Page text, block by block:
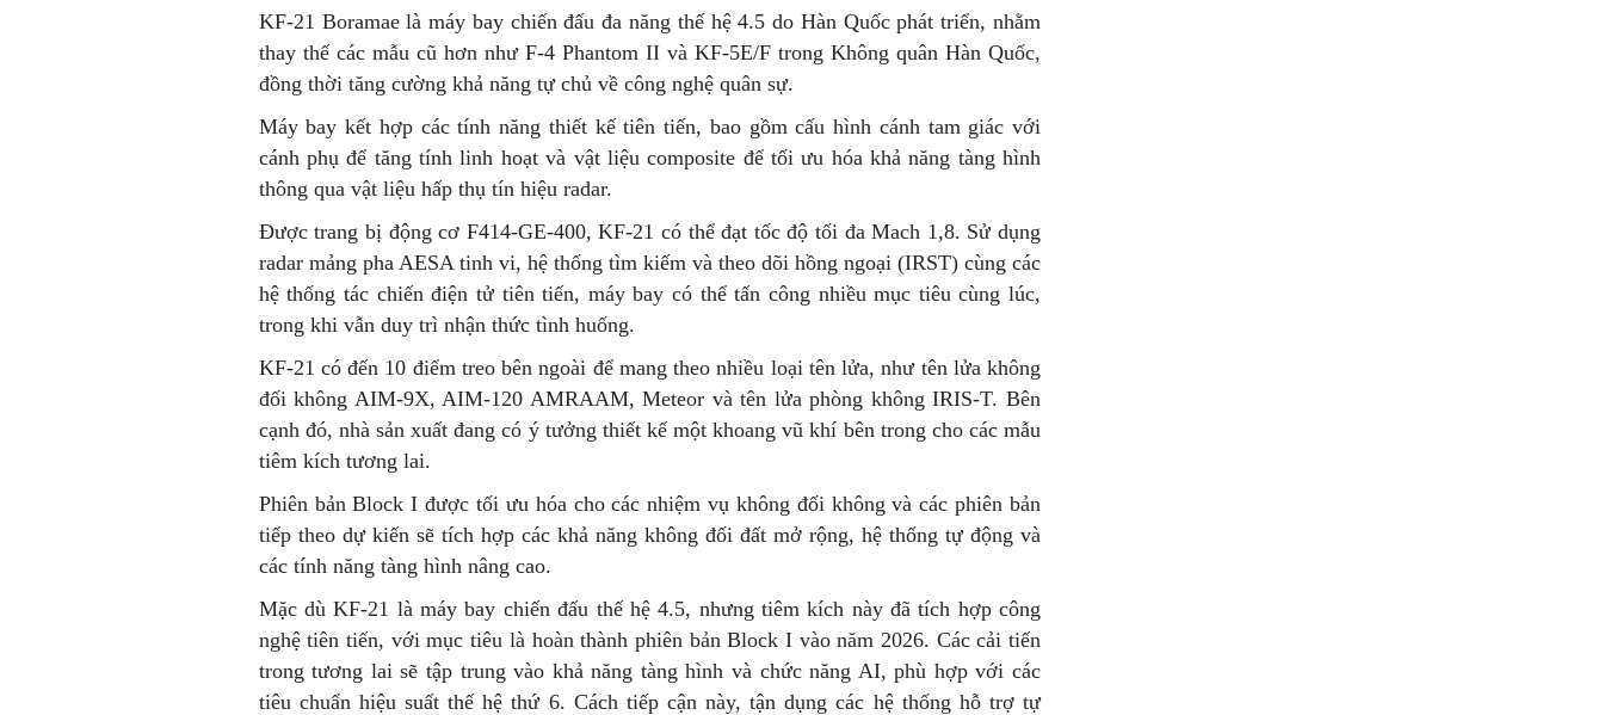
KF-21 Boramae là máy bay chiến đấu đa năng thế hệ 4.5 do Hàn Quốc phát triển, nhằm
thay thế các mẫu cũ hơn như F-4 Phantom II và KF-5E/F trong Không quân Hàn Quốc,
đồng thời tăng cường khả năng tự chủ về công nghệ quân sự.
Máy bay kết hợp các tính năng thiết kế tiên tiến, bao gồm cấu hình cánh tam giác với
cánh phụ để tăng tính linh hoạt và vật liệu composite để tối ưu hóa khả năng tàng hình
thông qua vật liệu hấp thụ tín hiệu radar.
Được trang bị động cơ F414-GE-400, KF-21 có thể đạt tốc độ tối đa Mach 1,8. Sử dụng
radar mảng pha AESA tinh vi, hệ thống tìm kiếm và theo dõi hồng ngoại (IRST) cùng các
hệ thống tác chiến điện tử tiên tiến, máy bay có thể tấn công nhiều mục tiêu cùng lúc,
trong khi vẫn duy trì nhận thức tình huống.
KF-21 có đến 10 điểm treo bên ngoài để mang theo nhiều loại tên lửa, như tên lửa không
đối không AIM-9X, AIM-120 AMRAAM, Meteor và tên lửa phòng không IRIS-T. Bên
cạnh đó, nhà sản xuất đang có ý tưởng thiết kế một khoang vũ khí bên trong cho các mẫu
tiêm kích tương lai.
Phiên bản Block I được tối ưu hóa cho các nhiệm vụ không đối không và các phiên bản
tiếp theo dự kiến sẽ tích hợp các khả năng không đối đất mở rộng, hệ thống tự động và
các tính năng tàng hình nâng cao.
Mặc dù KF-21 là máy bay chiến đấu thế hệ 4.5, nhưng tiêm kích này đã tích hợp công
nghệ tiên tiến, với mục tiêu là hoàn thành phiên bản Block I vào năm 2026. Các cải tiến
trong tương lai sẽ tập trung vào khả năng tàng hình và chức năng AI, phù hợp với các
tiêu chuẩn hiệu suất thế hệ thứ 6. Cách tiếp cận này, tận dụng các hệ thống hỗ trợ tự